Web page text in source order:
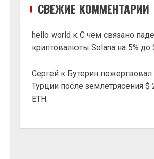
СВЕЖИЕ КОММЕНТАРИИ
hello world кС чем связано
криптовалюты Solana на 5% до
Сергей к Бутерин
Турции после землетрясения $
ETH